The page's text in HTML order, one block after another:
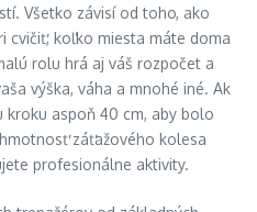
Všetko závisí od toho, ako
cvičiť, koľko miesta máte doma
rolu hrá aj váš rozpočet a
výška, váha a mnohé iné. Ak
kroku aspoň 40 cm, aby bolo
záťažového kolesa
profesionálne aktivity.